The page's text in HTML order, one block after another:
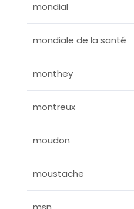
mondial
mondiale de la santé
monthey
montreux
moudon
moustache